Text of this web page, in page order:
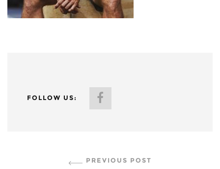
FOLLOW US:
CONTINUE READING
PREVIOUS POST